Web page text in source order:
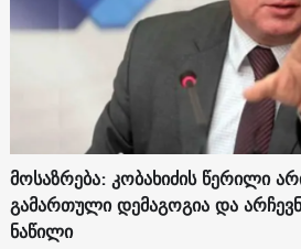
მოსაზრება: კობახიძის წერილი
გამართული დემაგოგია და
ნაწილი